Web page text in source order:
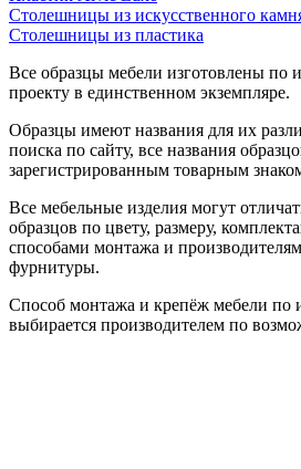
Столешницы из искусственного
Столешницы из пластика
Все образцы мебели изготовлены по
проекту в единственном экземпляре.
Образцы имеют названия для их
поиска по сайту, все названия
зарегистрированным товарным
Все мебельные изделия могут
образцов по цвету, размеру,
способами монтажа и
фурнитуры.
Способ монтажа и крепёж мебели по
выбирается производителем по